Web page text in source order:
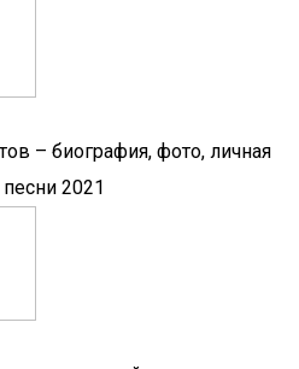
– биография, фото, личная
2021